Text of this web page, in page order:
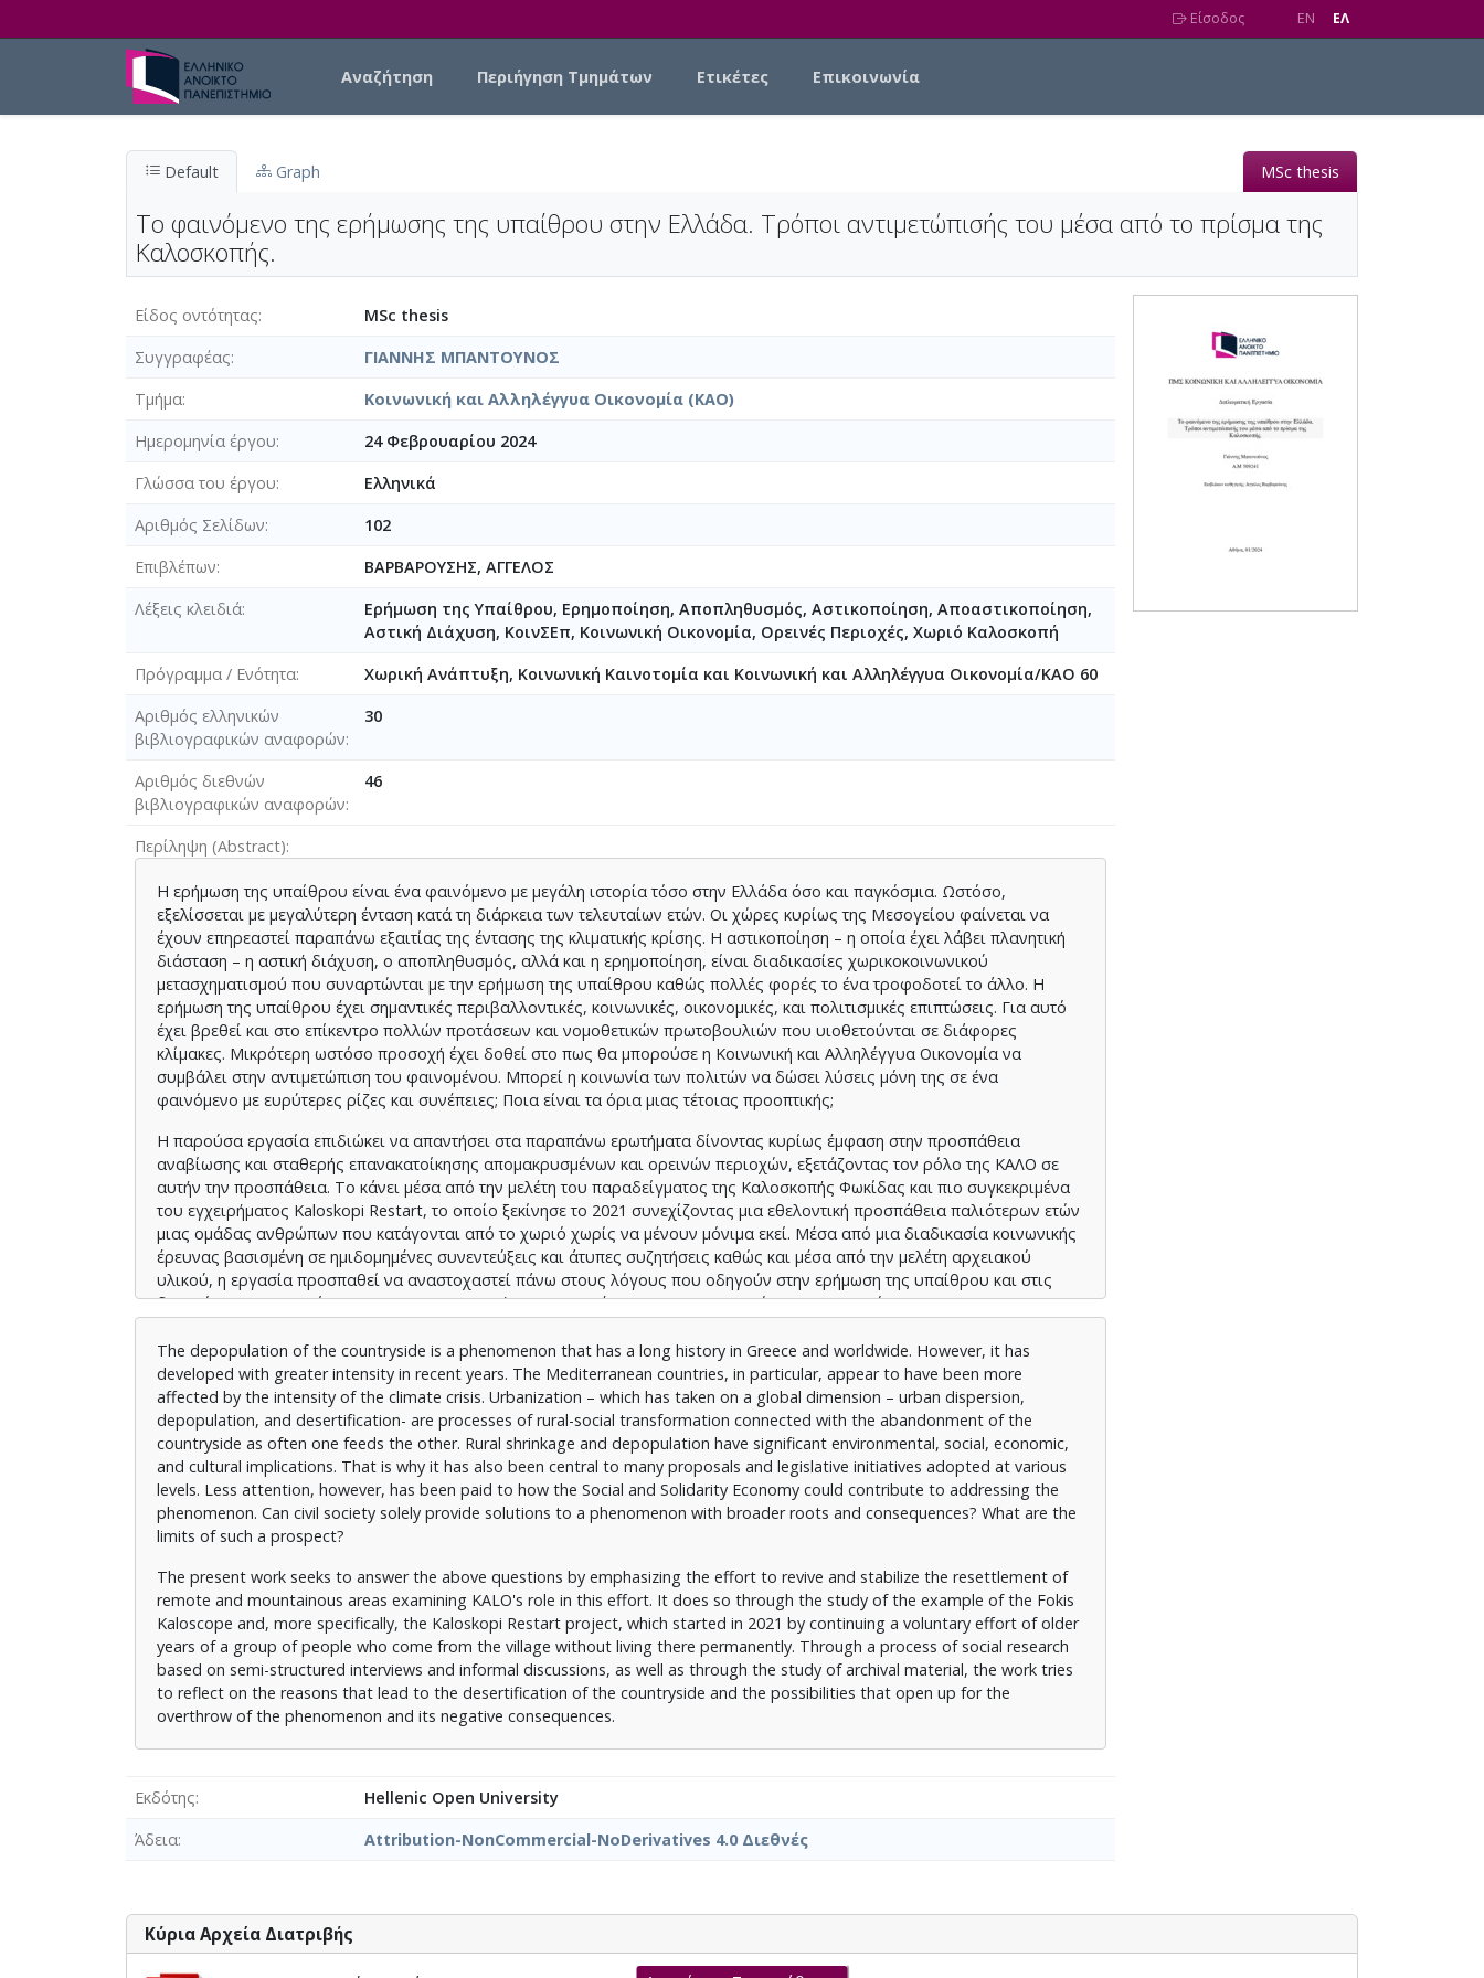
Είσοδος EN EΛ
Αναζήτηση Περιήγηση Τμημάτων Ετικέτες Επικοινωνία
Default Graph MSc thesis
Το φαινόμενο της ερήμωσης της υπαίθρου στην Ελλάδα. Τρόποι αντιμετώπισής του μέσα από το πρίσμα της
Καλοσκοπής.
Είδος οντότητας
MSc thesis
Συγγραφέας
ΓΙΑΝΝΗΣ ΜΠΑΝΤΟΥΝΟΣ
Τμήμα
Κοινωνική και Αλληλέγγυα Οικονομία (ΚΑΟ)
Ημερομηνία έργου
24 Φεβρουαρίου 2024
Γλώσσα του έργου
Ελληνικά
Αριθμός Σελίδων
102
Επιβλέπων
ΒΑΡΒΑΡΟΥΣΗΣ, ΑΓΓΕΛΟΣ
Λέξεις κλειδιά
Ερήμωση της Υπαίθρου, Ερημοποίηση, Αποπληθυσμός, Αστικοποίηση, Αποαστικοποίηση,
Αστική Διάχυση, ΚοινΣΕπ, Κοινωνική Οικονομία, Ορεινές Περιοχές, Χωριό Καλοσκοπή
Πρόγραμμα / Ενότητα
Χωρική Ανάπτυξη, Κοινωνική Καινοτομία και Κοινωνική και Αλληλέγγυα Οικονομία/ΚΑΟ 60
Αριθμός ελληνικών
βιβλιογραφικών αναφορών
30
Αριθμός διεθνών
βιβλιογραφικών αναφορών
46
Περίληψη (Abstract)
Η ερήμωση της υπαίθρου είναι ένα φαινόμενο με μεγάλη ιστορία τόσο στην Ελλάδα όσο και παγκόσμια. Ωστόσο,
εξελίσσεται με μεγαλύτερη ένταση κατά τη διάρκεια των τελευταίων ετών. Οι χώρες κυρίως της Μεσογείου φαίνεται να
έχουν επηρεαστεί παραπάνω εξαιτίας της έντασης της κλιματικής κρίσης. Η αστικοποίηση – η οποία έχει λάβει πλανητική
διάσταση – η αστική διάχυση, ο αποπληθυσμός, αλλά και η ερημοποίηση, είναι διαδικασίες χωρικοκοινωνικού
μετασχηματισμού που συναρτώνται με την ερήμωση της υπαίθρου καθώς πολλές φορές το ένα τροφοδοτεί το άλλο. Η
ερήμωση της υπαίθρου έχει σημαντικές περιβαλλοντικές, κοινωνικές, οικονομικές, και πολιτισμικές επιπτώσεις. Για αυτό
έχει βρεθεί και στο επίκεντρο πολλών προτάσεων και νομοθετικών πρωτοβουλιών που υιοθετούνται σε διάφορες
κλίμακες. Μικρότερη ωστόσο προσοχή έχει δοθεί στο πως θα μπορούσε η Κοινωνική και Αλληλέγγυα Οικονομία να
συμβάλει στην αντιμετώπιση του φαινομένου. Μπορεί η κοινωνία των πολιτών να δώσει λύσεις μόνη της σε ένα
φαινόμενο με ευρύτερες ρίζες και συνέπειες; Ποια είναι τα όρια μιας τέτοιας προοπτικής;
Η παρούσα εργασία επιδιώκει να απαντήσει στα παραπάνω ερωτήματα δίνοντας κυρίως έμφαση στην προσπάθεια
αναβίωσης και σταθερής επανακατοίκησης απομακρυσμένων και ορεινών περιοχών, εξετάζοντας τον ρόλο της ΚΑΛΟ σε
αυτήν την προσπάθεια. Το κάνει μέσα από την μελέτη του παραδείγματος της Καλοσκοπής Φωκίδας και πιο συγκεκριμένα
του εγχειρήματος Kaloskopi Restart, το οποίο ξεκίνησε το 2021 συνεχίζοντας μια εθελοντική προσπάθεια παλιότερων ετών
μιας ομάδας ανθρώπων που κατάγονται από το χωριό χωρίς να μένουν μόνιμα εκεί. Μέσα από μια διαδικασία κοινωνικής
έρευνας βασισμένη σε ημιδομημένες συνεντεύξεις και άτυπες συζητήσεις καθώς και μέσα από την μελέτη αρχειακού
υλικού, η εργασία προσπαθεί να αναστοχαστεί πάνω στους λόγους που οδηγούν στην ερήμωση της υπαίθρου και στις
δυνατότητες που ανοίγονται για την ανατροπή του φαινομένου και των αρνητικών του συνεπειών.
The depopulation of the countryside is a phenomenon that has a long history in Greece and worldwide. However, it has
developed with greater intensity in recent years. The Mediterranean countries, in particular, appear to have been more
affected by the intensity of the climate crisis. Urbanization – which has taken on a global dimension – urban dispersion,
depopulation, and desertification- are processes of rural-social transformation connected with the abandonment of the
countryside as often one feeds the other. Rural shrinkage and depopulation have significant environmental, social, economic,
and cultural implications. That is why it has also been central to many proposals and legislative initiatives adopted at various
levels. Less attention, however, has been paid to how the Social and Solidarity Economy could contribute to addressing the
phenomenon. Can civil society solely provide solutions to a phenomenon with broader roots and consequences? What are the
limits of such a prospect?
The present work seeks to answer the above questions by emphasizing the effort to revive and stabilize the resettlement of
remote and mountainous areas examining KALO's role in this effort. It does so through the study of the example of the Fokis
Kaloscope and, more specifically, the Kaloskopi Restart project, which started in 2021 by continuing a voluntary effort of older
years of a group of people who come from the village without living there permanently. Through a process of social research
based on semi-structured interviews and informal discussions, as well as through the study of archival material, the work tries
to reflect on the reasons that lead to the desertification of the countryside and the possibilities that open up for the
overthrow of the phenomenon and its negative consequences.
Εκδότης
Hellenic Open University
Άδεια
Attribution-NonCommercial-NoDerivatives 4.0 Διεθνές
Κύρια Αρχεία Διατριβής